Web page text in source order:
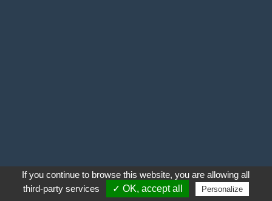
If you continue to browse this website, you are allowing all
third-party services
✓ OK, accept all Personalize